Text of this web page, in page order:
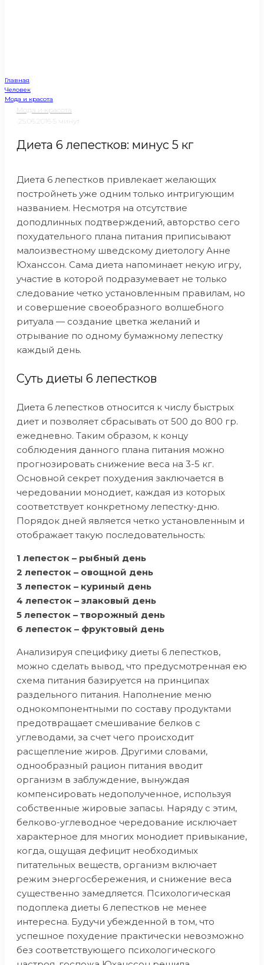
Главная
Человек
Мода и красота
Мода и красота
25.06.2016 5 минут
Диета 6 лепестков: минус 5 кг
Диета 6 лепестков привлекает желающих
постройнеть уже одним только интригующим
названием. Несмотря на отсутствие
доподлинных подтверждений, авторство сего
похудательного плана питания приписывают
малоизвестному шведскому диетологу Анне
Юханссон. Сама диета напоминает некую игру,
участие в которой подразумевает не только
следование четко установленным правилам, но
и совершение своеобразного волшебного
ритуала — создание цветка желаний и
отрывание по одному бумажному лепестку
каждый день.
Суть диеты 6 лепестков
Диета 6 лепестков относится к числу быстрых
диет и позволяет сбрасывать от 500 до 800 гр.
ежедневно. Таким образом, к концу
соблюдения данного плана питания можно
прогнозировать снижение веса на 3-5 кг.
Основной секрет похудения заключается в
чередовании монодиет, каждая из которых
соответствует конкретному лепестку-дню.
Порядок дней является четко установленным и
отображает такую последовательность:
1 лепесток – рыбный день
2 лепесток – овощной день
3 лепесток – куриный день
4 лепесток – злаковый день
5 лепесток – творожный день
6 лепесток – фруктовый день
Анализируя специфику диеты 6 лепестков,
можно сделать вывод, что предусмотренная ею
схема питания базируется на принципах
раздельного питания. Наполнение меню
однокомпонентными по составу продуктами
предотвращает смешивание белков с
углеводами, за счет чего происходит
расщепление жиров. Другими словами,
однообразный рацион питания вводит
организм в заблуждение, вынуждая
компенсировать недополученное, используя
собственные жировые запасы. Наряду с этим,
белково-углеводное чередование исключает
характерное для многих монодиет привыкание,
когда, ощущая дефицит необходимых
питательных веществ, организм включает
режим энергосбережения, и снижение веса
существенно замедляется. Психологическая
подоплека диеты 6 лепестков не менее
интересна. Будучи убежденной в том, что
успешное похудение практически невозможно
без соответствующего психологического